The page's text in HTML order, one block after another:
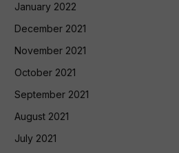
January 2022
December 2021
November 2021
October 2021
September 2021
August 2021
July 2021